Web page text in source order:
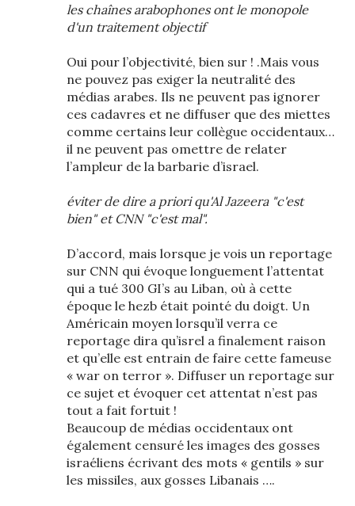
les chaînes arabophones ont le monopole
d'un traitement objectif
Oui pour l’objectivité, bien sur ! .Mais vous
ne pouvez pas exiger la neutralité des
médias arabes. Ils ne peuvent pas ignorer
ces cadavres et ne diffuser que des miettes
comme certains leur collègue occidentaux…
il ne peuvent pas omettre de relater
l’ampleur de la barbarie d’israel.
éviter de dire a priori qu'Al Jazeera "c'est
bien" et CNN "c'est mal".
D’accord, mais lorsque je vois un reportage
sur CNN qui évoque longuement l’attentat
qui a tué 300 GI’s au Liban, où à cette
époque le hezb était pointé du doigt. Un
Américain moyen lorsqu’il verra ce
reportage dira qu’isrel a finalement raison
et qu’elle est entrain de faire cette fameuse
« war on terror ». Diffuser un reportage sur
ce sujet et évoquer cet attentat n’est pas
tout a fait fortuit !
Beaucoup de médias occidentaux ont
également censuré les images des gosses
israéliens écrivant des mots « gentils » sur
les missiles, aux gosses Libanais ….